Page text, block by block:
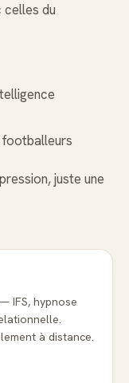
du
juste une
IFS, hypnose
à distance.